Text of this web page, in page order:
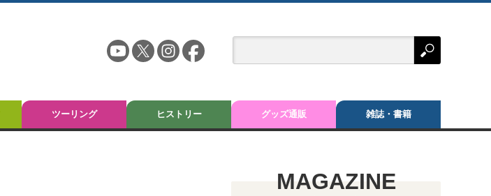
ツーリング ヒストリー グッズ通販 雑誌・書籍
MAGAZINE